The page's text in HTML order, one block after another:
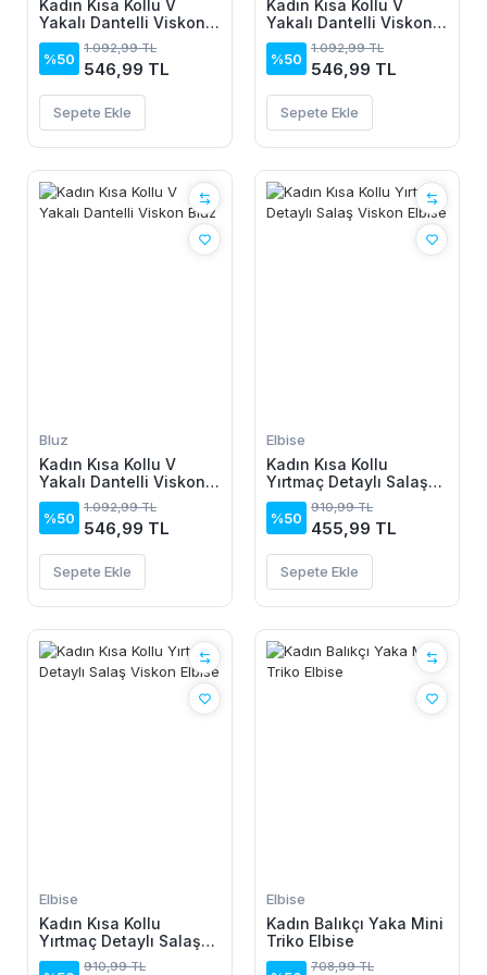
Kadın Kısa Kollu V
Yakalı Dantelli Viskon
Bluz
%50
1.092,99 TL
546,99 TL
Sepete Ekle
Kadın Kısa Kollu V
Yakalı Dantelli Viskon
Bluz
%50
1.092,99 TL
546,99 TL
Sepete Ekle
Bluz
Kadın Kısa Kollu V
Yakalı Dantelli Viskon
Bluz
%50
1.092,99 TL
546,99 TL
Sepete Ekle
Elbise
Kadın Kısa Kollu
Yırtmaç Detaylı Salaş
Viskon Elbise
%50
910,99 TL
455,99 TL
Sepete Ekle
Elbise
Kadın Kısa Kollu
Yırtmaç Detaylı Salaş
Viskon Elbise
910,99 TL
Elbise
Kadın Balıkçı Yaka Mini
Triko Elbise
708,99 TL